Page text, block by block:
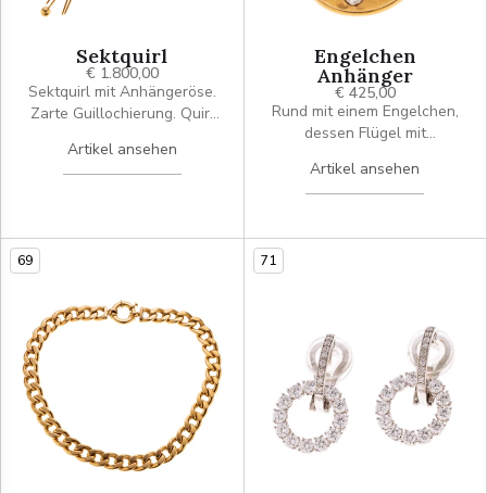
Sektquirl
€ 1.800,00
Sektquirl mit Anhängeröse.
Zarte Guillochierung. Quirl
Schieber aus- und
einfahren.
Artikel ansehen
Engelchen
Anhänger
€ 425,00
Rund mit einem Engelchen,
dessen Flügel mit
ct.) besetzt ist. Unter dem
Engel befindet sich
ca. 0.01 ct.
Artikel ansehen
69 71